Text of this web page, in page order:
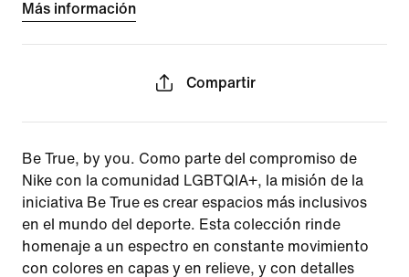
Más información
Compartir
Be True, by you. Como parte del compromiso de
Nike con la comunidad LGBTQIA+, la misión de la
iniciativa Be True es crear espacios más inclusivos
en el mundo del deporte. Esta colección rinde
homenaje a un espectro en constante movimiento
con colores en capas y en relieve, y con detalles